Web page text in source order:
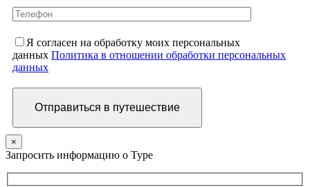
Я согласен на обработку моих персональных
данных Политика в отношении обработки персональных
данных
×
Запросить информацию о Туре